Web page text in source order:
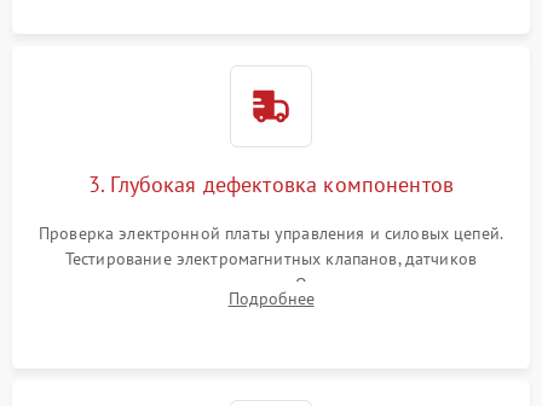
3. Глубокая дефектовка компонентов
Проверка электронной платы управления и силовых цепей.
Тестирование электромагнитных клапанов, датчиков
температуры и расходомера. Оценка степени износа
жерновов кофемолки, уплотнительных колец гидросистемы
Подробнее